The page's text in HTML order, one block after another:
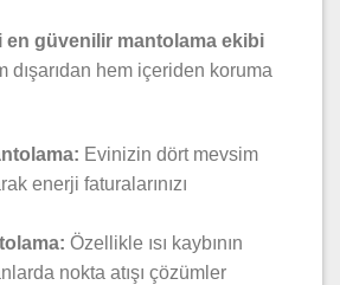
en güvenilir mantolama ekibi
dışarıdan hem içeriden koruma
Evinizin dört mevsim
enerji faturalarınızı
Özellikle ısı kaybının
nokta atışı çözümler